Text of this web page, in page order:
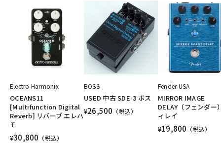
Electro Harmonix
OCEANS11
[Multifunction Digital
Reverb] リバーブ エレハ
モ
¥30,800 （税込）
BOSS
USED 中古 SDE-3 ボス
¥26,500 （税込）
Fender USA
MIRROR IMAGE
DELAY（フェンダー
ィレイ
¥19,800 （税込）